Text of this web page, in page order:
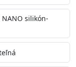
silikón-